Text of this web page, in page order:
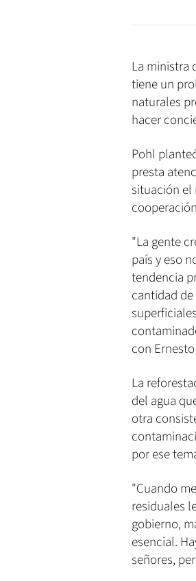
La ministra
tiene un
naturales
hacer
Pohl
presta
situación el
"La gente
país y eso
tendencia
cantidad
con
La
del agua
otra
por ese
"Cuando
residuales
gobierno,
esencial.
señores,